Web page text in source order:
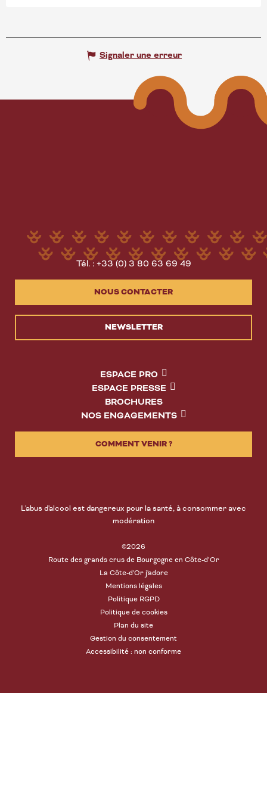
Signaler une erreur
Tél. : +33 (0) 3 80 63 69 49
NOUS CONTACTER
NEWSLETTER
ESPACE PRO
ESPACE PRESSE
BROCHURES
NOS ENGAGEMENTS
COMMENT VENIR ?
L'abus d'alcool est dangereux pour la santé, à consommer avec
modération
©2026
Route des grands crus de Bourgogne en Côte-d’Or
La Côte-d'Or j'adore
Mentions légales
Politique RGPD
Politique de cookies
Plan du site
Gestion du consentement
Accessibilité : non conforme